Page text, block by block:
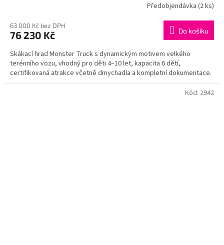
Předobjendávka (2 ks)
63 000 Kč bez DPH
76 230 Kč Do košíku
Skákací hrad Monster Truck s dynamickým motivem velkého
terénního vozu, vhodný pro děti 4–10 let, kapacita 6 dětí,
certifikovaná atrakce včetně dmychadla a kompletní dokumentace.
Kód: 2942